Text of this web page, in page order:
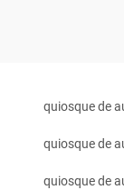
quiosque de
quiosque de
quiosque de